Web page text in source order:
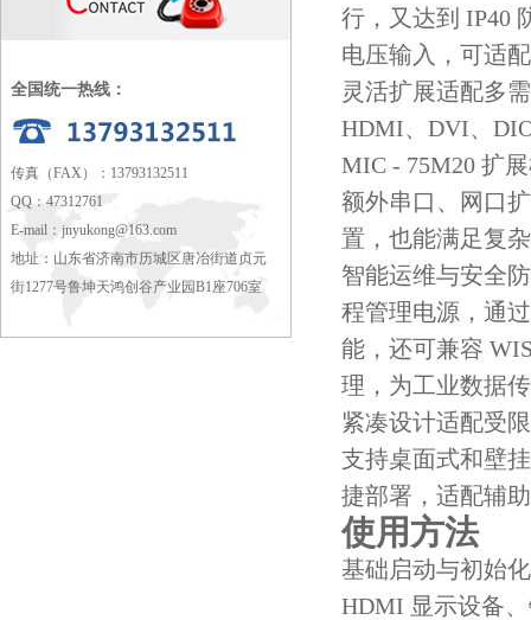
全国统一热线：
传真（FAX）：13793132511
QQ：47312761
E-mail： jnyukong@163.com
地址：山东省济南市历城区唐冶街道贞元
街1277号鲁坤天鸿创谷产业园B1座706室
行，又达到 IP40
电压输入，可适
灵活扩展适配多
HDMI、DVI、
MIC - 75M20 扩
额外串口、网口
置，也能满足复
智能运维与安全
程管理电源，通
能，还可兼容
理，为工业数据
紧凑设计适配受
支持桌面式和壁
捷部署，适配辅
使用方法
基础启动与初始
HDMI 显示设备